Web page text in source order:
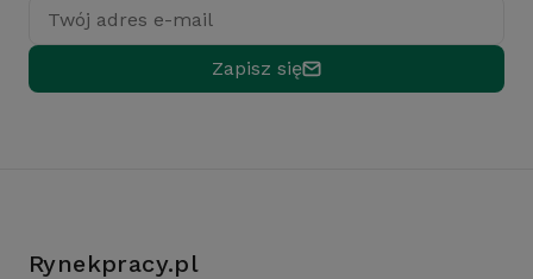
Twój adres e-mail
Zapisz się
Rynekpracy.pl